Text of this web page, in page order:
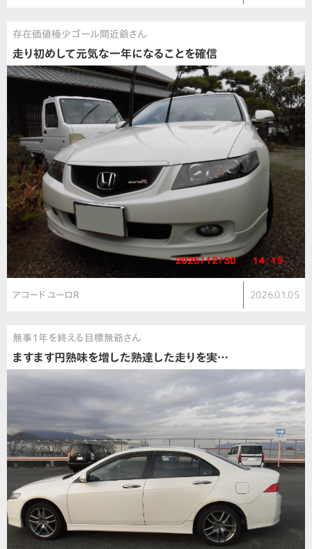
存在価値極少ゴール間近爺さん
走り初めして元気な一年になることを確信
アコード ユーロR 2026.01.05
無事1年を終える目標無爺さん
ますます円熟味を増した熟達した走りを実…